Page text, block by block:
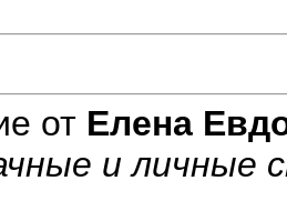
от Елена
и личные